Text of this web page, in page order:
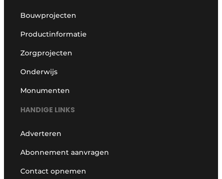
Bouwprojecten
Productinformatie
Zorgprojecten
Onderwijs
Monumenten
HANDIGE LINKS
Adverteren
Abonnement aanvragen
Contact opnemen